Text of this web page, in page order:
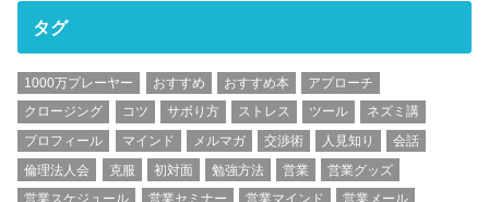
タグ
1000万プレーヤー おすすめ おすすめ本
アプローチ
クロージング
コツ サボり方 ストレス ツール
ネズミ講
プロフィール
マインド メルマガ 交渉術 人見知り
会話
倫理法人会
克服 初対面 勉強方法 営業
営業グッズ
営業スケジュール
営業セミナー 営業マインド 営業メール